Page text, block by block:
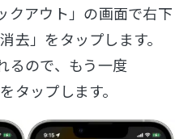
クアウト」の画面で右下
去」をタップします。
るので、もう一度
タップします。